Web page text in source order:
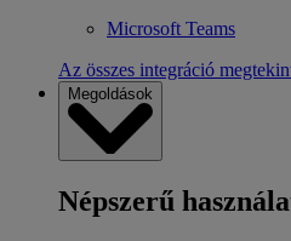
Microsoft Teams
Az összes integráció
Megoldások
Népszerű